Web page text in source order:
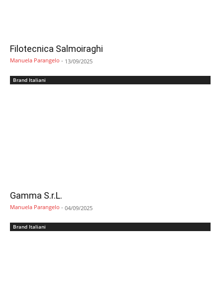
Filotecnica Salmoiraghi
Manuela Parangelo - 13/09/2025
Brand Italiani
Gamma S.r.L.
Manuela Parangelo - 04/09/2025
Brand Italiani